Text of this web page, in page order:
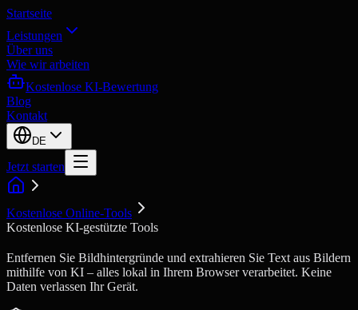
Startseite
Leistungen
Über uns
Wie wir arbeiten
Kostenlose KI-Bewertung
Blog
Kontakt
DE
Jetzt starten
Kostenlose Online-Tools
Kostenlose KI-gestützte Tools
Entfernen Sie Bildhintergründe und extrahieren Sie Text aus Bildern
mithilfe von KI – alles lokal in Ihrem Browser verarbeitet. Keine
Daten verlassen Ihr Gerät.